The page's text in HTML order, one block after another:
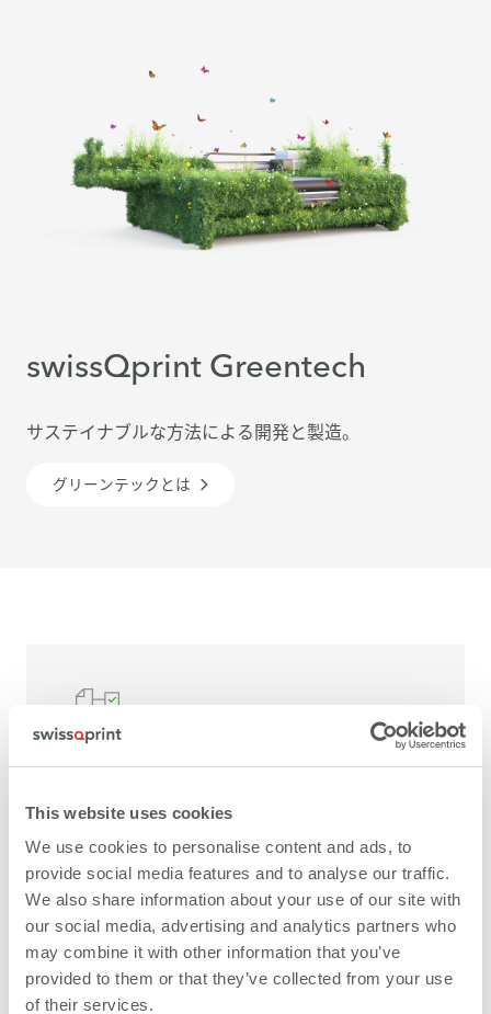
This website uses cookies
We use cookies to personalise content and ads, to
provide social media features and to analyse our traffic.
We also share information about your use of our site with
our social media, advertising and analytics partners who
may combine it with other information that you’ve
provided to them or that they’ve collected from your use
of their services.
swissQprint Greentech
サステイナブルな方法による開発と製造。
グリーンテックとは
安定した印刷品質
(Process Standard Digital) に準拠していま
す。PSDワークフローに統合され、忠実な発
色により一定の印刷品質を提供します。
PSDについて詳しく